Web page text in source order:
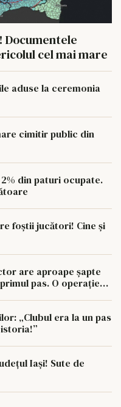
Documentele
cel mai mare
aduse la ceremonia
cimitir public din
din paturi ocupate.
foștii jucători! Cine și
are aproape șapte
pas. O operație
„Clubul era la un pas
Iași! Sute de